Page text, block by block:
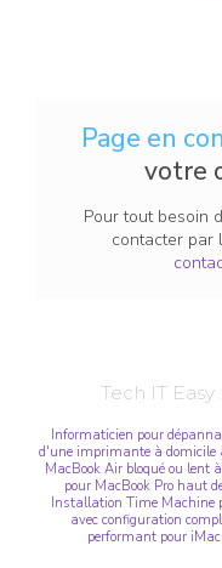
Page en
votre
Pour tout besoin
contacter par
Tech IT
Informaticien pour
d'une imprimante à domicile
MacBook Air bloqué ou lent
pour MacBook Pro haut
Installation Time Machine
avec configuration
performant pour